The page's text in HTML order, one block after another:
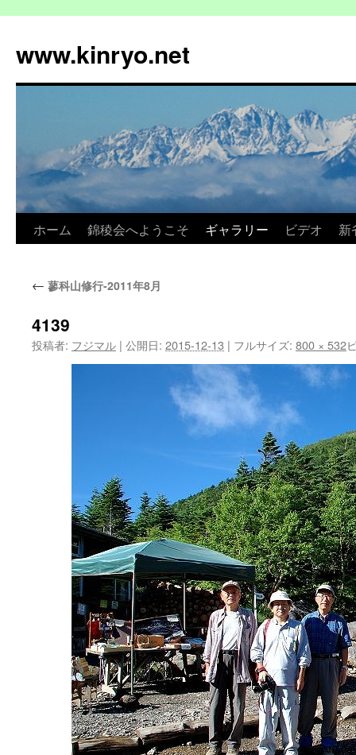
テ
ン
www.kinryo.net
ホーム 錦稜会へようこそ ギャラリー ビデオ 新
← 蓼科山修行-2011年8月
4139
投稿者: フジマル | 公開日: 2015-12-13 | フルサイズ: 800 × 532